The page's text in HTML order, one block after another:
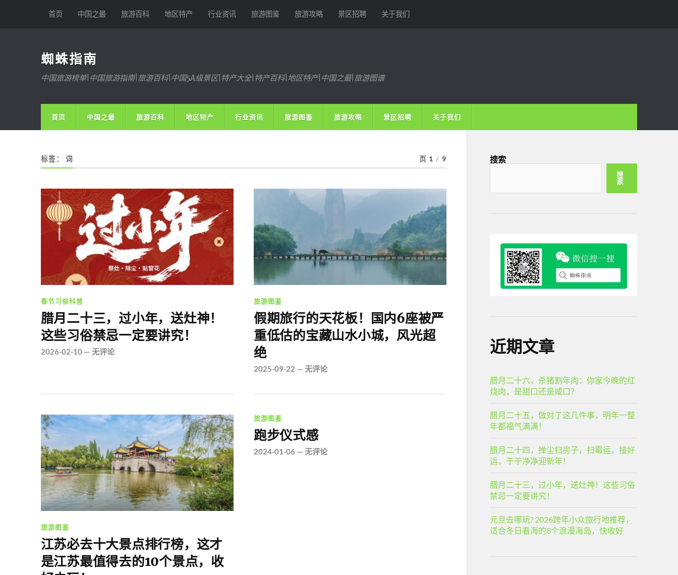
首页 中国之最 旅游百科 地区特产 行业资讯 旅游图鉴 旅游攻略 景区招聘 关于我们
蜘蛛指南
中国旅游榜单|中国旅游指南|旅游百科|中国5A级景区|特产大全|特产百科|地区特产|中国之最|旅游图谱
首页 中国之最 旅游百科 地区特产 行业资讯 旅游图鉴 旅游攻略 景区招聘 关于我们
标签： 词 页 1 / 9
春节习俗科普
腊月二十三，过小年，送灶神！
这些习俗禁忌一定要讲究！
2026-02-10— 无评论
旅游图鉴
假期旅行的天花板！国内6座被严
重低估的宝藏山水小城，风光超
绝
2025-09-22 — 无评论
旅游图鉴
江苏必去十大景点排行榜，这才
是江苏最值得去的10个景点，收
旅游图鉴
跑步仪式感
2024-01-06— 无评论
搜索
搜
索
近期文章
腊月二十六，杀猪割年肉：你家今晚的红
烧肉，是甜口还是咸口？
腊月二十五，做对了这几件事，明年一整
年都福气满满！
腊月二十四，掸尘扫房子，扫霉运，接好
运，干干净净迎新年！
腊月二十三，过小年，送灶神！这些习俗
禁忌一定要讲究！
元旦去哪玩? 2026跨年小众旅行地推荐，
适合冬日看海的8个浪漫海岛，快收好